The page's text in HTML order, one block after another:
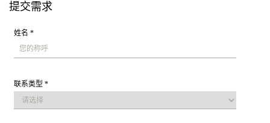
提交需求
姓名 *
联系类型 *